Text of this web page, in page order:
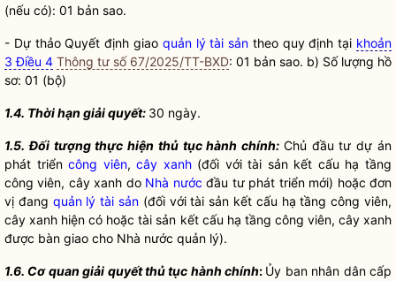
(nếu có): 01 bản sao.
- Dự thảo Quyết định giao quản lý tài sản theo quy định tại khoản
3 Điều 4 Thông tư số 67/2025/TT-BXD: 01 bản sao. b) Số lượng hồ
sơ: 01 (bộ)
1.4. Thời hạn giải quyết: 30 ngày.
1.5. Đối tượng thực hiện thủ tục hành chính: Chủ đầu tư dự án
phát triểncông viên,cây xanh(đối với tài sản kết cấu hạ tầng
công viên, cây xanh do Nhà nước đầu tư phát triển mới) hoặc đơn
vị đang quản lý tài sản (đối với tài sản kết cấu hạ tầngcông viên,
cây xanh hiện có hoặc tài sản kết cấu hạ tầng công viên, cây xanh
được bàn giao cho Nhà nước quản lý).
1.6. Cơ quan giải quyết thủ tục hành chính: Ủy ban nhân dân cấp